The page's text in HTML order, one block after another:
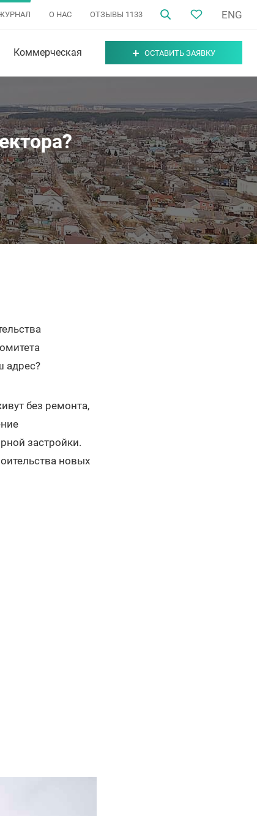
О НАС ОТЗЫВЫ 1133 ENG
Коммерческая ОСТАВИТЬ ЗАЯВКУ
адрес?
без ремонта,
застройки.
новых